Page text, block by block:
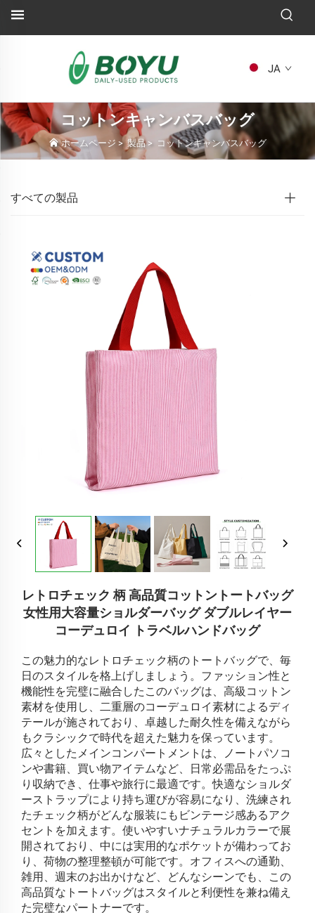
JA
コットンキャンバスバッグ
ホームページ > 製品> コットンキャンバスバッグ
すべての製品
レトロチェック 柄 高品質コットントートバッグ
女性用大容量ショルダーバッグ ダブルレイヤー
コーデュロイ トラベルハンドバッグ
この魅力的なレトロチェック柄のトートバッグで、毎
日のスタイルを格上げしましょう。ファッション性と
機能性を完璧に融合したこのバッグは、高級コットン
素材を使用し、二重層のコーデュロイ素材によるディ
テールが施されており、卓越した耐久性を備えながら
もクラシックで時代を超えた魅力を保っています。
広々としたメインコンパートメントは、ノートパソコ
ンや書籍、買い物アイテムなど、日常必需品をたっぷ
り収納でき、仕事や旅行に最適です。快適なショルダ
ーストラップにより持ち運びが容易になり、洗練され
たチェック柄がどんな服装にもビンテージ感あるアク
セントを加えます。使いやすいナチュラルカラーで展
開されており、中には実用的なポケットが備わってお
り、荷物の整理整頓が可能です。オフィスへの通勤、
雑用、週末のお出かけなど、どんなシーンでも、この
高品質なトートバッグはスタイルと利便性を兼ね備え
た完璧なパートナーです。